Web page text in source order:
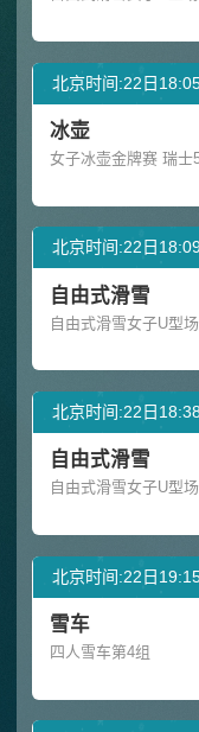
北京时间:22日
冰壶
女子冰壶金牌赛 瑞士
北京时间:22日
自由式滑雪
自由式滑雪女子U型
北京时间:22日
自由式滑雪
自由式滑雪女子U型
北京时间:22日
雪车
四人雪车第4组